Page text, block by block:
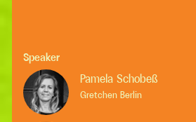
Speaker
Pamela Schobeß
Gretchen Berlin